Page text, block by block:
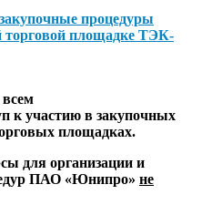
процедуры
торговой площадке ТЭК-
к участию в закупочных
площадках.
для организации и
ПАО «Юнипро» не